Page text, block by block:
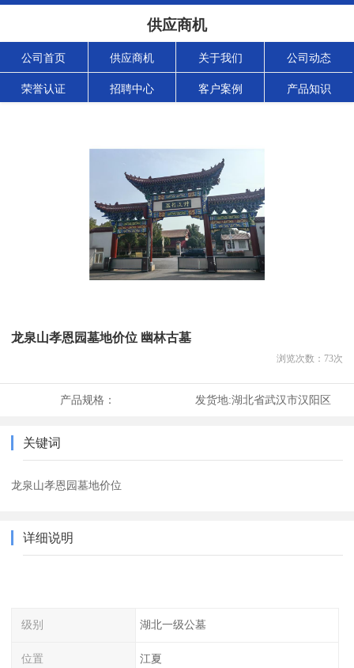
供应商机
公司首页 供应商机 关于我们 公司动态
荣誉认证 招聘中心 客户案例 产品知识
龙泉山孝恩园墓地价位 幽林古墓
浏览次数： 73次
产品规格： 发货地:湖北省武汉市汉阳区
关键词
龙泉山孝恩园墓地价位
详细说明
级别 湖北一级公墓
位置 江夏